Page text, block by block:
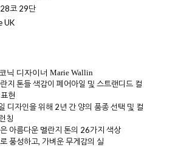
코 29단
UK
닉 디자이너 Marie Wallin
지 톤들 색감이 페어아일 및 스트랜디드 컬
현
디자인을 위해 2년 간 양의 품종 선택 및 컬
칭
아름다운 멜란지 톤의 26가지 색상
풍성하고, 가벼운 무게감의 실